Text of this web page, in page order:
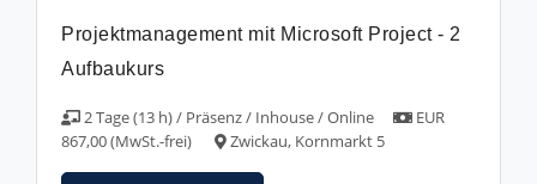
Projektmanagement mit Microsoft Project - 2
Aufbaukurs
2 Tage (13 h) / Präsenz / Inhouse / Online
EUR
867,00 (MwSt.-frei)
Zwickau, Kornmarkt 5